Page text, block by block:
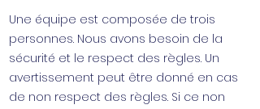
Une équipe est composée de trois
personnes. Nous avons besoin de la
sécurité et le respect des règles. Un
avertissement peut être donné en cas
de non respect des règles. Si ce non